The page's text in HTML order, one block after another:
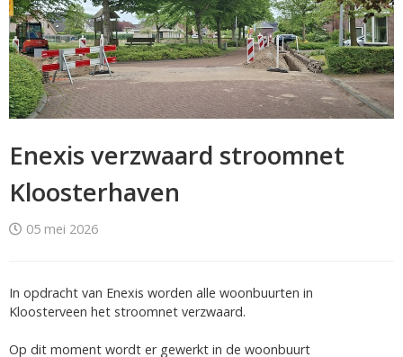
Enexis verzwaard stroomnet
Kloosterhaven
05 mei 2026
In opdracht van Enexis worden alle woonbuurten in
Kloosterveen het stroomnet verzwaard.
Op dit moment wordt er gewerkt in de woonbuurt